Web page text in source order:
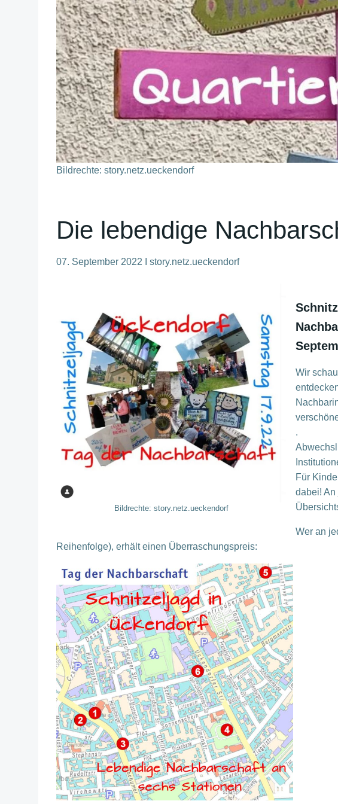
Bildrechte: story.netz.ueckendorf
Die lebendige
07. September 2022 I story.netz.ueckendorf
Bildrechte: story.netz.ueckendorf
Wir
.
Für
dabei! An
Wer an
Reihenfolge), erhält einen Überraschungspreis: